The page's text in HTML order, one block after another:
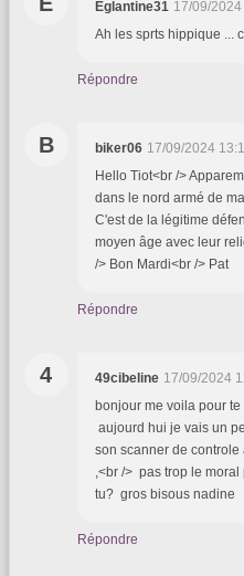
Eglantine31 17/09/
Ah les sprts hippique ...
Répondre
B biker06 17/09/2024
Hello Tiot<br />
dans le nord armé de
C'est de la légitime
moyen âge avec leur
/> Bon Mardi<br /> Pat
Répondre
4 49cibeline 17/09/2024
bonjour me voila pour
aujourd hui je vais un
son scanner de
,<br /> pas trop le
tu? gros bisous nadine
Répondre